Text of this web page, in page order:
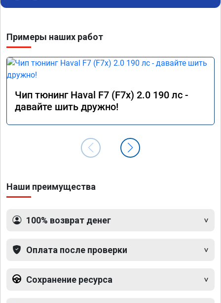
Примеры наших работ
Чип тюнинг Haval F7 (F7x) 2.0 190 лс -
давайте шить дружно!
Наши преимущества
100% возврат денег
Оплата после проверки
Сохранение ресурса